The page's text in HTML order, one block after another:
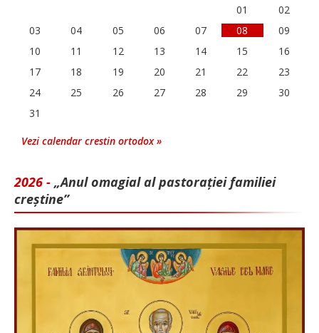
01
02
03
04 05 06 07 08
09
10
11 12 13 14 15
16
17
18 19 20 21 22
23
24
25 26 27 28 29
30
31
Vezi calendar crestin ortodox »
2026 - „Anul omagial al pastorației familiei
creștine”